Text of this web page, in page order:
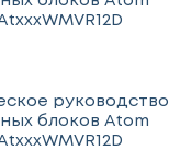
руководство
блоков Atom